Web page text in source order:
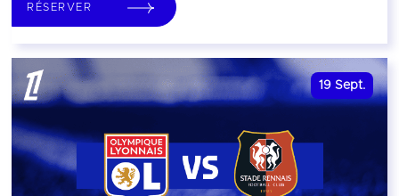
RÉSERVER
19 Sept.